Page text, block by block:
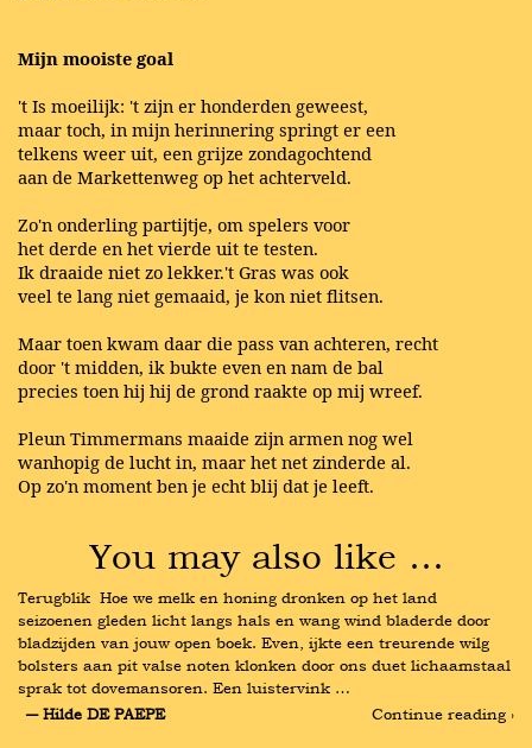
Mijn mooiste goal
't Is moeilijk: 't zijn er honderden geweest,
maar toch, in mijn herinnering springt er een
telkens weer uit, een grijze zondagochtend
aan de Markettenweg op het achterveld.
Zo'n onderling partijtje, om spelers voor
het derde en het vierde uit te testen.
Ik draaide niet zo lekker.'t Gras was ook
veel te lang niet gemaaid, je kon niet flitsen.
Maar toen kwam daar die pass van achteren, recht
door 't midden, ik bukte even en nam de bal
precies toen hij hij de grond raakte op mij wreef.
Pleun Timmermans maaide zijn armen nog wel
wanhopig de lucht in, maar het net zinderde al.
Op zo'n moment ben je echt blij dat je leeft.
You may also like …
Terugblik  Hoe we melk en honing dronken op het land
seizoenen gleden licht langs hals en wang wind bladerde door
bladzijden van jouw open boek. Even, ijkte een treurende wilg
bolsters aan pit valse noten klonken door ons duet lichaamstaal
sprak tot dovemansoren. Een luistervink …
― Hilde DE PAEPE
Continue reading ›